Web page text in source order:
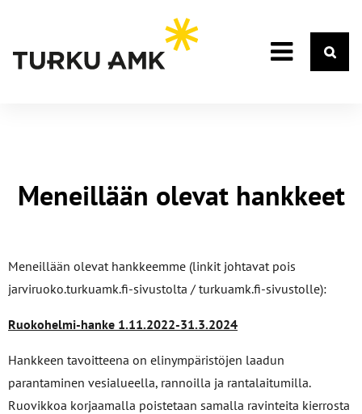
Meneillään olevat hankkeet
Meneillään olevat hankkeemme (linkit johtavat pois
jarviruoko.turkuamk.fi-sivustolta / turkuamk.fi-sivustolle):
Ruokohelmi-hanke 1.11.2022-31.3.2024
Hankkeen tavoitteena on elinympäristöjen laadun
parantaminen vesialueella, rannoilla ja rantalaitumilla.
Ruovikkoa korjaamalla poistetaan samalla ravinteita kierrosta